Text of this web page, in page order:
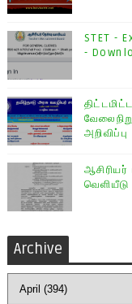
STET -
-
அறிவிப்பு
வெளியீடு
Archive